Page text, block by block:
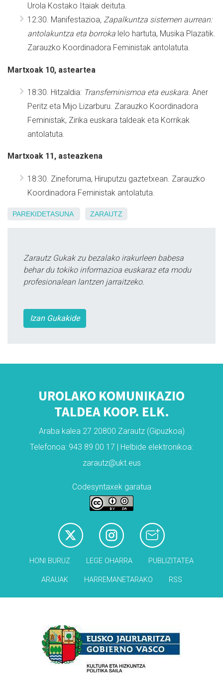
Urola Kostako Itaiak deituta.
12:30. Manifestazioa, Zapalkuntza sistemen aurrean:
antolakuntza eta borroka lelo hartuta, Musika Plazatik.
Zarauzko Koordinadora Feministak antolatuta.
Martxoak 10, asteartea
18:30. Hitzaldia: Transfeminismoa eta euskara. Aner
Peritz eta Mijo Lizarburu. Zarauzko Koordinadora
Feministak, Zirika euskara taldeak eta Korrikak
antolatuta.
Martxoak 11, asteazkena
18:30. Zineforuma, Hiruputzu gaztetxean. Zarauzko
Koordinadora Feministak antolatuta.
PAREKIDETASUNA ZARAUTZ
Zarautz Gukak zu bezalako irakurleen babesa
behar du tokiko informazioa euskaraz eta modu
profesionalean lantzen jarraitzeko.
Izan Gukakide
UROLAKO KOMUNIKAZIO
TALDEA KOOP. ELK.
Araba kalea 27 20800 Zarautz (Gipuzkoa)
Telefonoa: 943 89 00 17 | Helbide elektronikoa:
zarautz@ukt.eus
Codesyntaxek garatua
HONI BURUZ LEGE OHARRA PUBLIZITATEA
ARAUAK HARREMANETARAKO RSS